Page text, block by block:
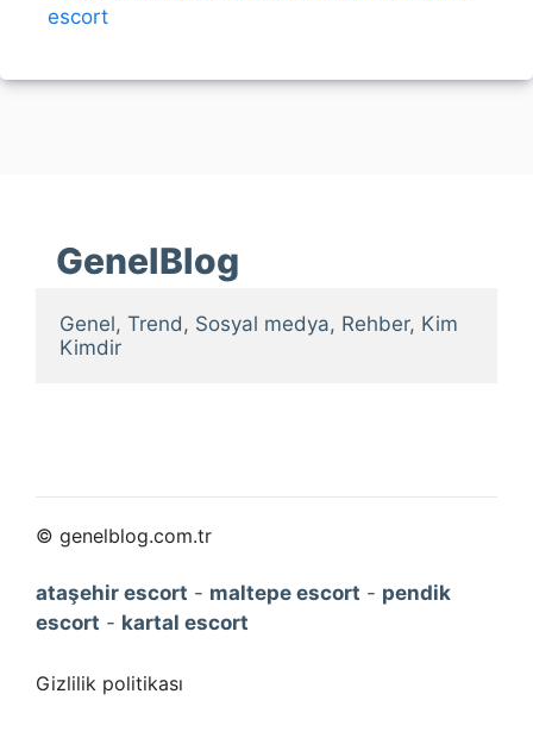
escort
GenelBlog
Genel, Trend, Sosyal medya, Rehber, Kim
Kimdir
© genelblog.com.tr
ataşehir escort - maltepe escort - pendik
escort - kartal escort
Gizlilik politikası